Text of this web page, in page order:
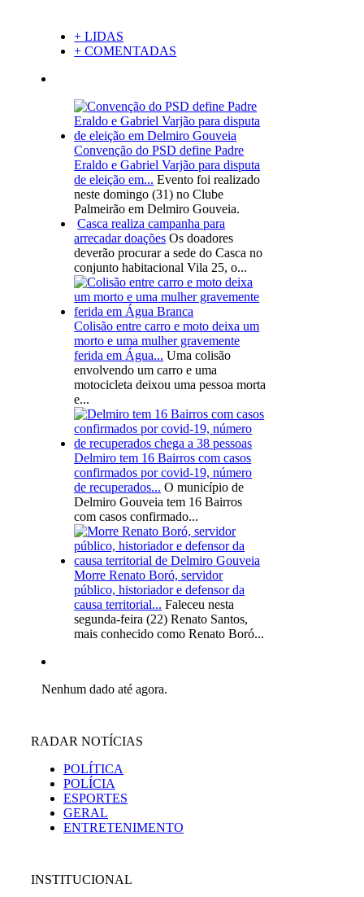
+ LIDAS
+ COMENTADAS
Convenção do PSD define Padre
Eraldo e Gabriel Varjão para disputa
de eleição em... Evento foi realizado
neste domingo (31) no Clube
Palmeirão em Delmiro Gouveia.
Casca realiza campanha para
arrecadar doações Os doadores
deverão procurar a sede do Casca no
conjunto habitacional Vila 25, o...
Colisão entre carro e moto deixa um
morto e uma mulher gravemente
ferida em Água... Uma colisão
envolvendo um carro e uma
motocicleta deixou uma pessoa morta
e...
Delmiro tem 16 Bairros com casos
confirmados por covid-19, número
de recuperados... O município de
Delmiro Gouveia tem 16 Bairros
com casos confirmado...
Morre Renato Boró, servidor
público, historiador e defensor da
causa territorial... Faleceu nesta
segunda-feira (22) Renato Santos,
mais conhecido como Renato Boró...
Nenhum dado até agora.
RADAR NOTÍCIAS
POLÍTICA
POLÍCIA
ESPORTES
GERAL
ENTRETENIMENTO
INSTITUCIONAL